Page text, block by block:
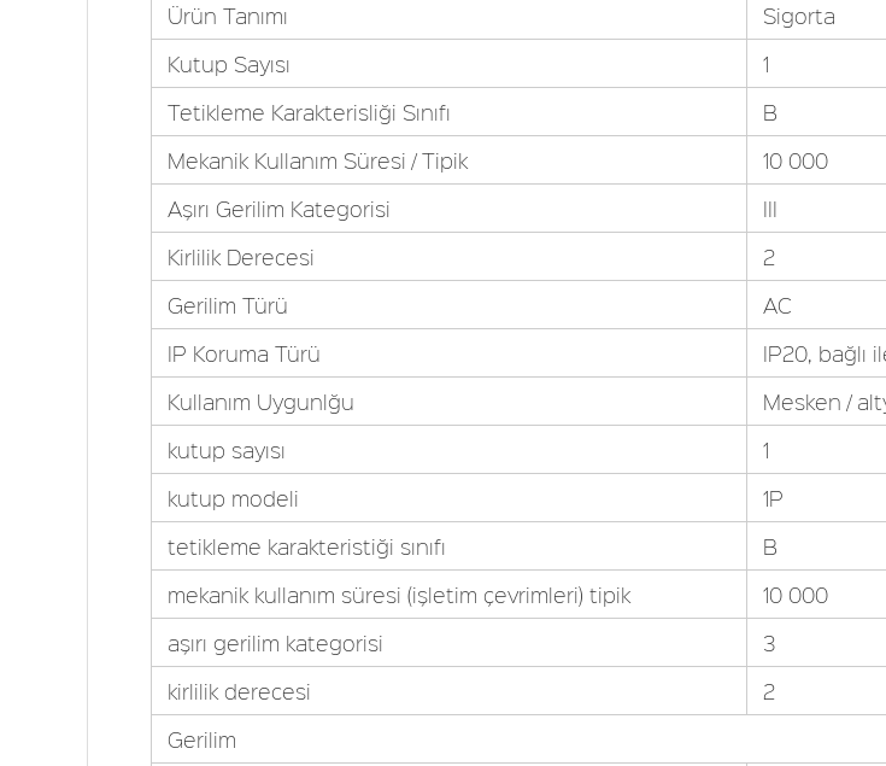
Ürün Tanımı
Sigorta
Kutup Sayısı
1
Tetikleme Karakterisliği Sınıfı
B
Mekanik Kullanım Süresi / Tipik
10 000
Aşırı Gerilim Kategorisi
III
Kirlilik Derecesi
2
Gerilim Türü
AC
IP Koruma Türü
IP20, bağlı
Kullanım Uygunlğu
Mesken /
kutup sayısı
1
kutup modeli
1P
tetikleme karakteristiği sınıfı
B
mekanik kullanım süresi (işletim çevrimleri) tipik
10 000
aşırı gerilim kategorisi
3
kirlilik derecesi
2
Gerilim